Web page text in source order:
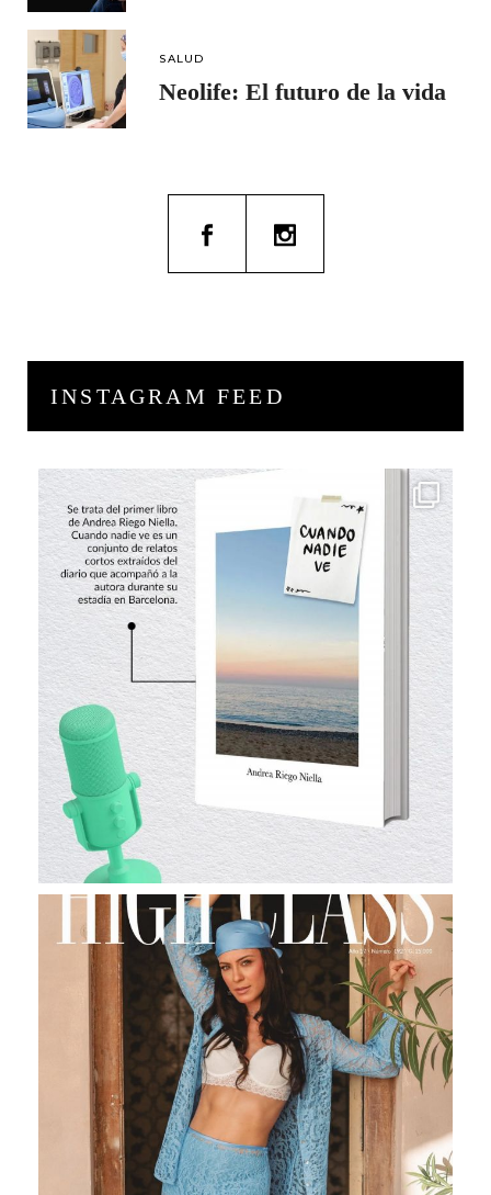
SALUD
Neolife: El futuro de la vida
INSTAGRAM FEED